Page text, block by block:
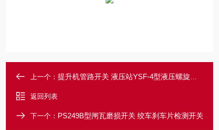
上一个： 提升机管路开关 液压站YSF-4型液压螺旋开关
返回列表
下一个： PS249B型闸瓦磨损开关 绞车刹车片检测开关